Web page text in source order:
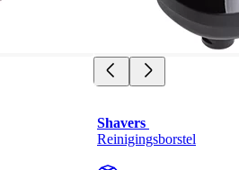
Shavers
Reinigingsborstel